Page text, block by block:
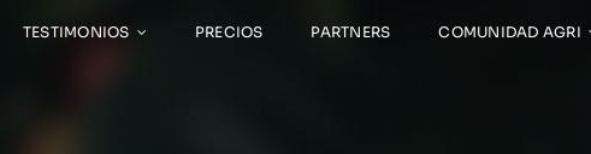
TESTIMONIOS PRECIOS PARTNERS COMUNIDAD AGRI